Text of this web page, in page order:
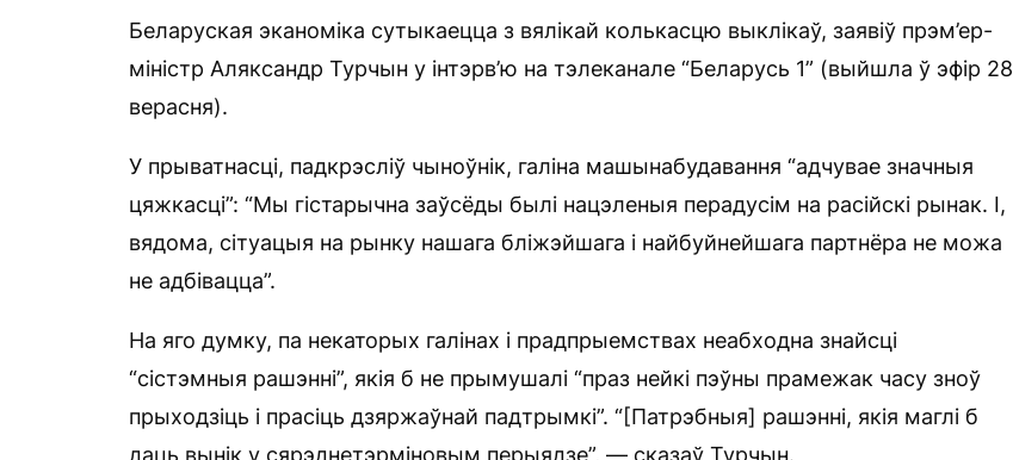
Беларуская эканоміка сутыкаецца з вялікай колькасцю выклікаў, заявіў прэм’ер-
міністр Аляксандр Турчын у інтэрв’ю на тэлеканале “Беларусь 1” (выйшла ў эфір 28
верасня).
У прыватнасці, падкрэсліў чыноўнік, галіна машынабудавання “адчувае значныя
цяжкасці”: “Мы гістарычна заўсёды былі нацэленыя перадусім на расійскі рынак. І,
вядома, сітуацыя на рынку нашага бліжэйшага і найбуйнейшага партнёра не можа
не адбівацца”.
На яго думку, па некаторых галінах і прадпрыемствах неабходна знайсці
“сістэмныя рашэнні”, якія б не прымушалі “праз нейкі пэўны прамежак часу зноў
прыходзіць і прасіць дзяржаўнай падтрымкі”. “[Патрэбныя] рашэнні, якія маглі б
даць вынік у сярэднетэрміновым перыядзе”, — сказаў Турчын.